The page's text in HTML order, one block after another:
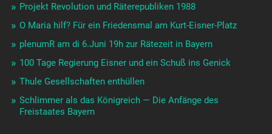
Projekt Revolution und Räterepubliken 1988
O Maria hilf? Für ein Friedensmal am Kurt-Eisner-Platz
plenumR am di 6.Juni 19h zur Rätezeit in Bayern
100 Tage Regierung Eisner und ein Schuß ins Genick
Thule Gesellschaften enthüllen
Schlimmer als das Königreich — Die Anfänge des
Freistaates Bayern